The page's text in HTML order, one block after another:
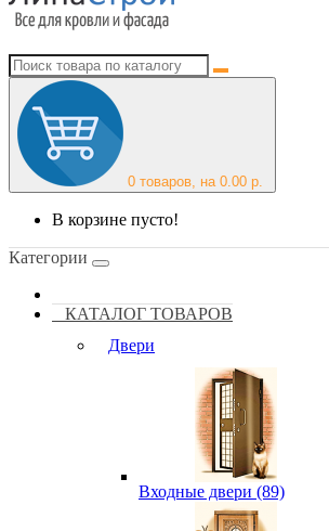
0 товаров, на 0.00 р.
В корзине пусто!
Категории
КАТАЛОГ ТОВАРОВ
Двери
Входные двери (89)